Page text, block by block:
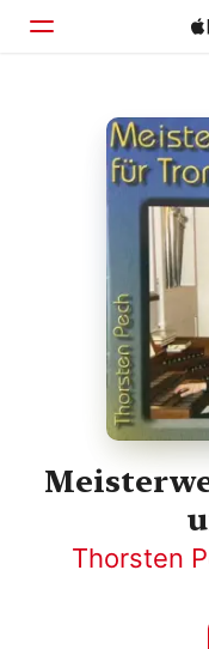
Home
Scopri
Thorsten